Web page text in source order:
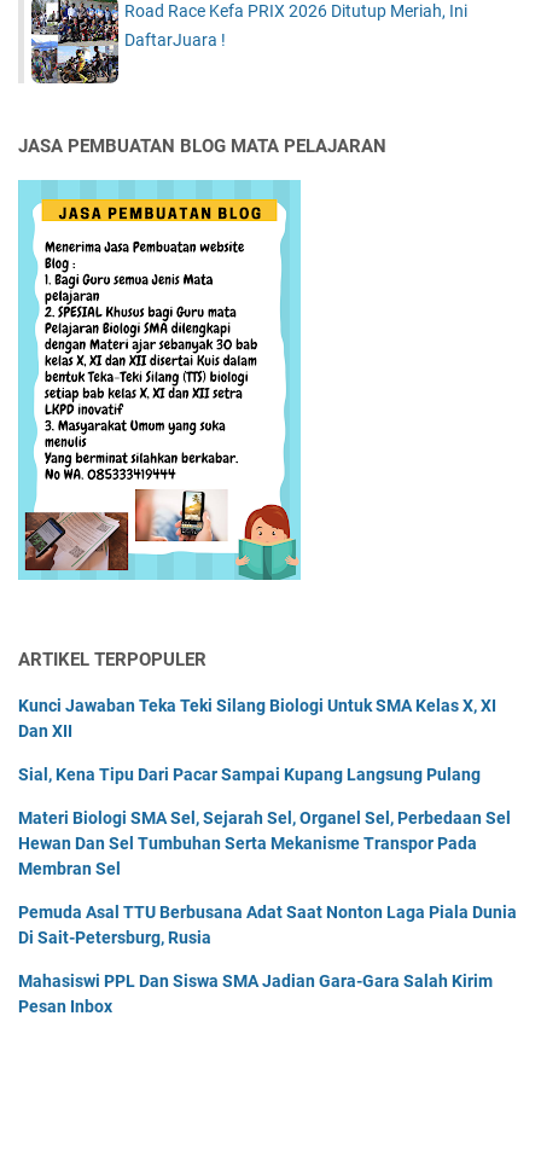
Road Race Kefa PRIX 2026 Ditutup Meriah, Ini
DaftarJuara !
JASA PEMBUATAN BLOG MATA PELAJARAN
ARTIKEL TERPOPULER
Kunci Jawaban Teka Teki Silang Biologi Untuk SMA Kelas X, XI
Dan XII
Sial, Kena Tipu Dari Pacar Sampai Kupang Langsung Pulang
Materi Biologi SMA Sel, Sejarah Sel, Organel Sel, Perbedaan Sel
Hewan Dan Sel Tumbuhan Serta Mekanisme Transpor Pada
Membran Sel
Pemuda Asal TTU Berbusana Adat Saat Nonton Laga Piala Dunia
Di Sait-Petersburg, Rusia
Mahasiswi PPL Dan Siswa SMA Jadian Gara-Gara Salah Kirim
Pesan Inbox